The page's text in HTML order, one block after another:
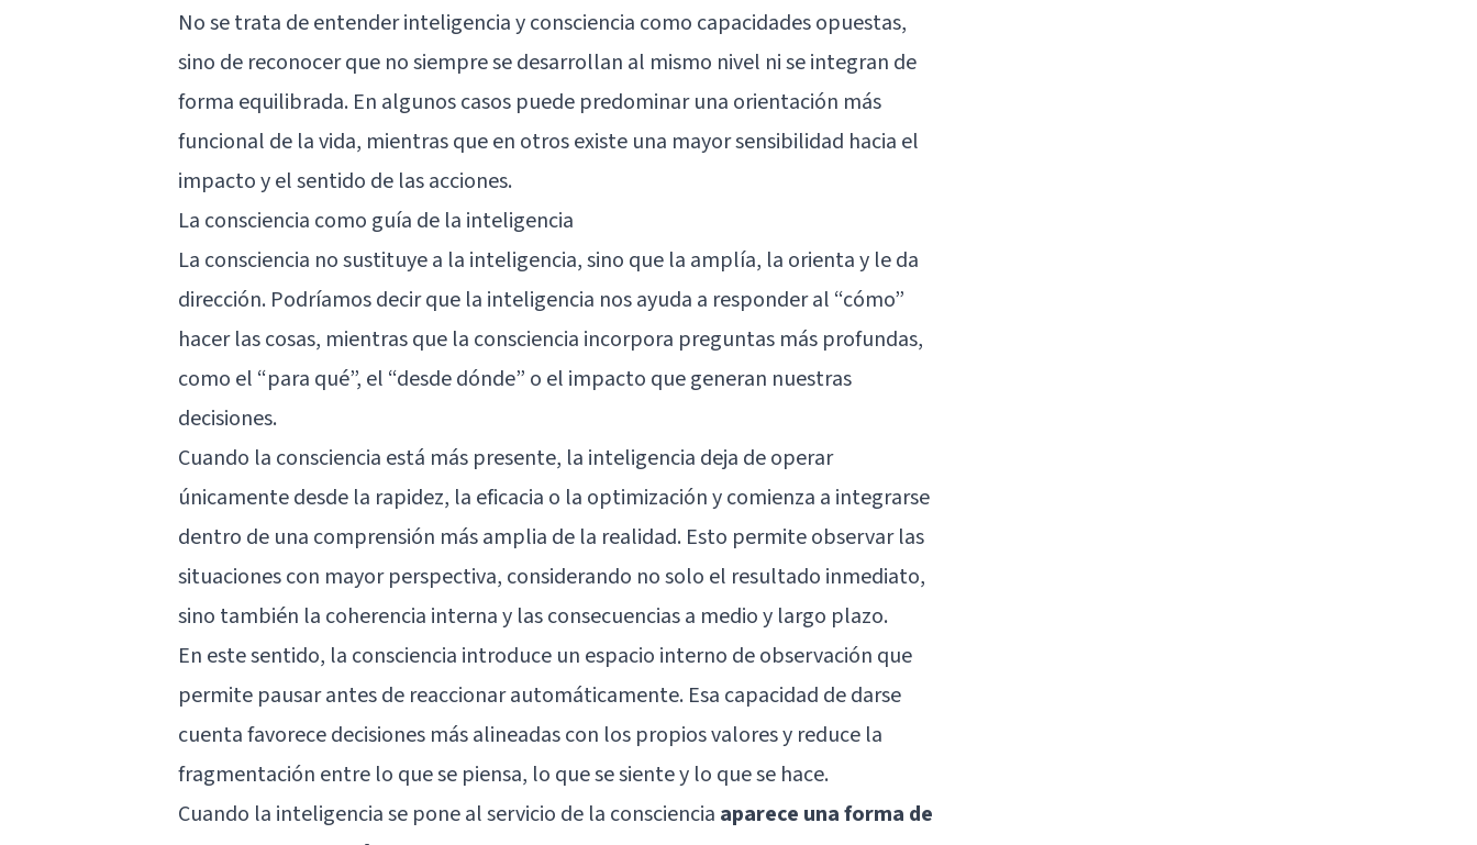
No se trata de entender inteligencia y consciencia como capacidades opuestas,
sino de reconocer que no siempre se desarrollan al mismo nivel ni se integran de
forma equilibrada. En algunos casos puede predominar una orientación más
funcional de la vida, mientras que en otros existe una mayor sensibilidad hacia el
impacto y el sentido de las acciones.
La consciencia como guía de la inteligencia
La consciencia no sustituye a la inteligencia, sino que la amplía, la orienta y le da
dirección. Podríamos decir que la inteligencia nos ayuda a responder al “cómo”
hacer las cosas, mientras que la consciencia incorpora preguntas más profundas,
como el “para qué”, el “desde dónde” o el impacto que generan nuestras
decisiones.
Cuando la consciencia está más presente, la inteligencia deja de operar
únicamente desde la rapidez, la eficacia o la optimización y comienza a integrarse
dentro de una comprensión más amplia de la realidad. Esto permite observar las
situaciones con mayor perspectiva, considerando no solo el resultado inmediato,
sino también la coherencia interna y las consecuencias a medio y largo plazo.
En este sentido, la consciencia introduce un espacio interno de observación que
permite pausar antes de reaccionar automáticamente. Esa capacidad de darse
cuenta favorece decisiones más alineadas con los propios valores y reduce la
fragmentación entre lo que se piensa, lo que se siente y lo que se hace.
Cuando la inteligencia se pone al servicio de la consciencia aparece una forma de